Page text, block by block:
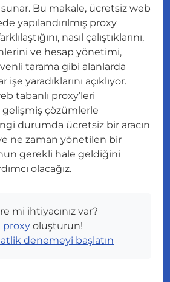
Bu makale, ücretsiz web
yapılandırılmış proxy
nasıl çalıştıklarını,
ve hesap yönetimi,
tarama gibi alanlarda
yaradıklarını açıklıyor.
tabanlı proxy’leri
çözümlerle
durumda ücretsiz bir aracın
ne zaman yönetilen bir
gerekli hale geldiğini
olacağız.
mi ihtiyacınız var?
proxy oluşturun!
denemeyi başlatın